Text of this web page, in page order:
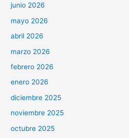
junio 2026
mayo 2026
abril 2026
marzo 2026
febrero 2026
enero 2026
diciembre 2025
noviembre 2025
octubre 2025